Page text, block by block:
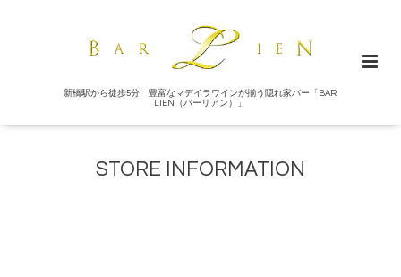
新橋駅から徒歩5分 豊富なマデイラワインが揃う隠れ家バー「BAR
LIEN（バーリアン）」
STORE INFORMATION